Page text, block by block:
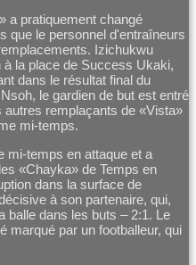
a pratiquement changé
que le personnel d'entraîneurs
Izichukwu
la place de Success Ukaki,
dans le résultat final du
le gardien de but est entré
remplaçants de «Vista»
mi-temps.
mi-temps en attaque et a
«Chayka» de Temps en
dans la surface de
à son partenaire, qui,
balle dans les buts – 2:1. Le
marqué par un footballeur, qui